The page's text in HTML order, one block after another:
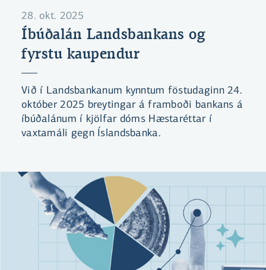
28. okt. 2025
Íbúðalán Landsbankans og
fyrstu kaupendur
Við í Landsbankanum kynntum föstudaginn 24.
október 2025 breytingar á framboði bankans á
íbúðalánum í kjölfar dóms Hæstaréttar í
vaxtamáli gegn Íslandsbanka.